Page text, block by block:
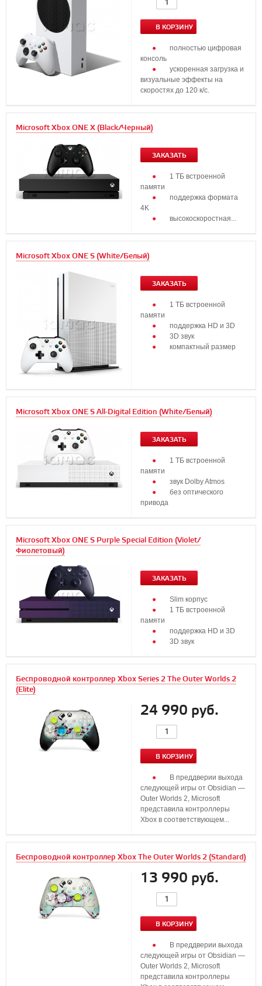
В КОРЗИНУ
полностью цифровая
консоль
ускоренная загрузка и
визуальные эффекты на
скоростях до 120 к/с.
Microsoft Xbox ONE X (Black/Черный)
ЗАКАЗАТЬ
1 ТБ встроенной
памяти
поддержка формата
4K
высокоскоростная...
Microsoft Xbox ONE S (White/Белый)
ЗАКАЗАТЬ
1 ТБ встроенной
памяти
поддержка HD и 3D
3D звук
компактный размер
Microsoft Xbox ONE S All-Digital Edition (White/Белый)
ЗАКАЗАТЬ
1 ТБ встроенной
памяти
звук Dolby Atmos
без оптического
привода
Microsoft Xbox ONE S Purple Special Edition (Violet/
Фиолетовый)
ЗАКАЗАТЬ
Slim корпус
1 ТБ встроенной
памяти
поддержка HD и 3D
3D звук
Беспроводной контроллер Xbox Series 2 The Outer Worlds 2
(Elite)
24 990 руб.
В КОРЗИНУ
В преддверии выхода
следующей игры от Obsidian —
Outer Worlds 2, Microsoft
представила контроллеры
Xbox в соответствующем...
Беспроводной контроллер Xbox The Outer Worlds 2 (Standard)
13 990 руб.
В КОРЗИНУ
В преддверии выхода
следующей игры от Obsidian —
Outer Worlds 2, Microsoft
представила контроллеры